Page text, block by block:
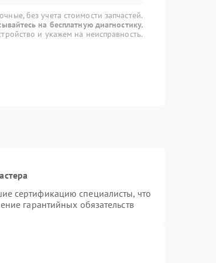
без учета стоимости запчастей.
на бесплатную диагностику.
и укажем на неисправность.
сертификацию специалисты, что
гарантийных обязательств